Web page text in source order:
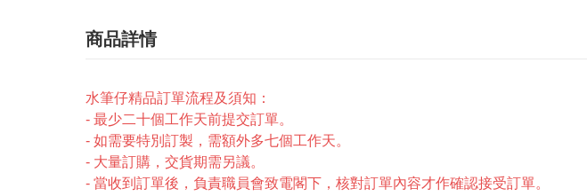
商品詳情
水筆仔精品訂單流程及須知：
- 最少二十個工作天前提交訂單。
- 如需要特別訂製，需額外多七個工作天。
- 大量訂購，交貨期需另議。
- 當收到訂單後，負責職員會致電閣下，核對訂單內容才作確認接受訂單。